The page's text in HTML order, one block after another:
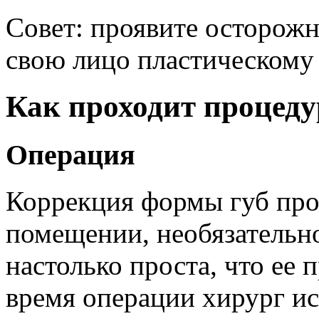
Совет: проявите
свою лицо
Как проходит
Операция
Коррекция формы губ
помещении,
настолько проста, что ее
время операции хирург